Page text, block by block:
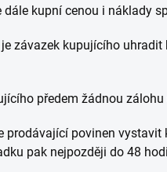
kupní cenou i náklady
závazek kupujícího
předem žádnou
prodávající povinen
pak nejpozději do 48